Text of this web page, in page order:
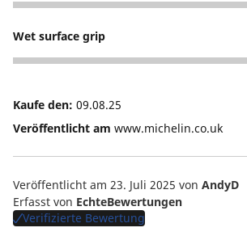
5
Wet surface grip
5
Kaufe den: 09.08.25
Veröffentlicht am www.michelin.co.uk
Veröffentlicht am 23. Juli 2025 von AndyD
Erfasst von EchteBewertungen
Verifizierte Bewertung